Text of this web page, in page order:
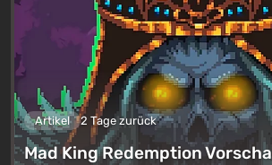
Artikel 2 Tage zurück
Mad King Redemption